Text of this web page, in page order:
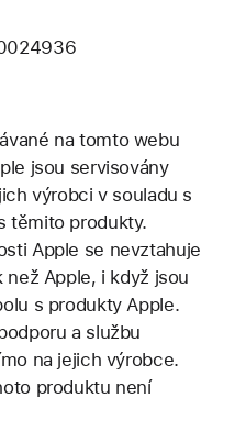
na tomto webu
jsou servisovány
výrobci v souladu s
těmito produkty.
Apple se nevztahuje
Apple, i když jsou
s produkty Apple.
a službu
na jejich výrobce.
produktu není